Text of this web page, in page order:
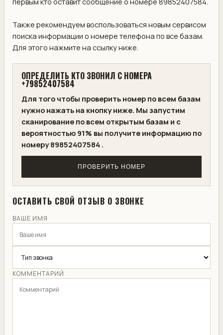
Также рекомендуем воспользоваться новым сервисом
поиска информации о номере телефона по все базам.
Для этого нажмите на ссылку ниже.
ОПРЕДЕЛИТЬ КТО ЗВОНИЛ С НОМЕРА
+79852407584
Для того чтобы проверить номер по всем базам
нужно нажать на кнопку ниже. Мы запустим
сканирование по всем открытым базам и с
вероятностью 91% вы получите информацию по
номеру 89852407584 .
ПРОВЕРИТЬ НОМЕР
ОСТАВИТЬ СВОЙ ОТЗЫВ О ЗВОНКЕ
ВАШЕ ИМЯ
КОММЕНТАРИЙ